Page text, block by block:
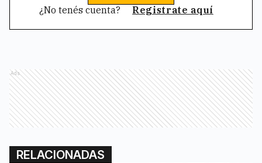
¿No tenés cuenta? Registrate aquí
Ads
RELACIONADAS